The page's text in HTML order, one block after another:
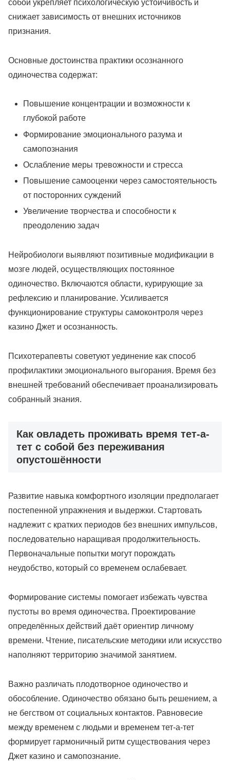
собой укрепляет психологическую устойчивость и
снижает зависимость от внешних источников
признания.
Основные достоинства практики осознанного
одиночества содержат:
Повышение концентрации и возможности к
глубокой работе
Формирование эмоционального разума и
самопознания
Ослабление меры тревожности и стресса
Повышение самооценки через самостоятельность
от посторонних суждений
Увеличение творчества и способности к
преодолению задач
Нейробиологи выявляют позитивные модификации в
мозге людей, осуществляющих постоянное
одиночество. Включаются области, курирующие за
рефлексию и планирование. Усиливается
функционирование структуры самоконтроля через
казино Джет и осознанность.
Психотерапевты советуют уединение как способ
профилактики эмоционального выгорания. Время без
внешней требований обеспечивает проанализировать
собранный знания.
Как овладеть проживать время тет-а-
тет с собой без переживания
опустошённости
Развитие навыка комфортного изоляции предполагает
постепенной упражнения и выдержки. Стартовать
надлежит с кратких периодов без внешних импульсов,
последовательно наращивая продолжительность.
Первоначальные попытки могут порождать
неудобство, который со временем ослабевает.
Формирование системы помогает избежать чувства
пустоты во время одиночества. Проектирование
определённых действий даёт ориентир личному
времени. Чтение, писательские методики или искусство
наполняют территорию значимой занятием.
Важно различать плодотворное одиночество и
обособление. Одиночество обязано быть решением, а
не бегством от социальных контактов. Равновесие
между временем с людьми и временем тет-а-тет
формирует гармоничный ритм существования через
Джет казино и самопознание.